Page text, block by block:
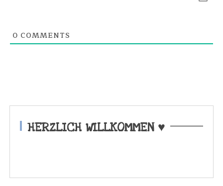
0 COMMENTS
HERZLICH WILLKOMMEN ♥